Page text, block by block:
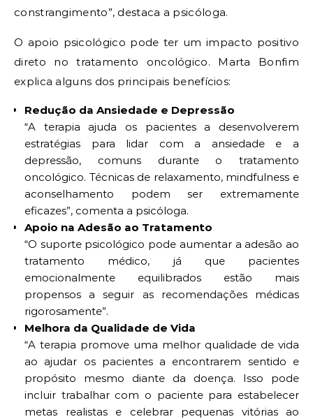
constrangimento”, destaca a psicóloga.
O apoio psicológico pode ter um impacto positivo
direto no tratamento oncológico. Marta Bonfim
explica alguns dos principais benefícios:
Redução da Ansiedade e Depressão
“A terapia ajuda os pacientes a desenvolverem
estratégias para lidar com a ansiedade e a
depressão, comuns durante o tratamento
oncológico. Técnicas de relaxamento, mindfulness e
aconselhamento podem ser extremamente
eficazes”, comenta a psicóloga.
Apoio na Adesão ao Tratamento
“O suporte psicológico pode aumentar a adesão ao
tratamento médico, já que pacientes
emocionalmente equilibrados estão mais
propensos a seguir as recomendações médicas
rigorosamente”.
Melhora da Qualidade de Vida
“A terapia promove uma melhor qualidade de vida
ao ajudar os pacientes a encontrarem sentido e
propósito mesmo diante da doença. Isso pode
incluir trabalhar com o paciente para estabelecer
metas realistas e celebrar pequenas vitórias ao